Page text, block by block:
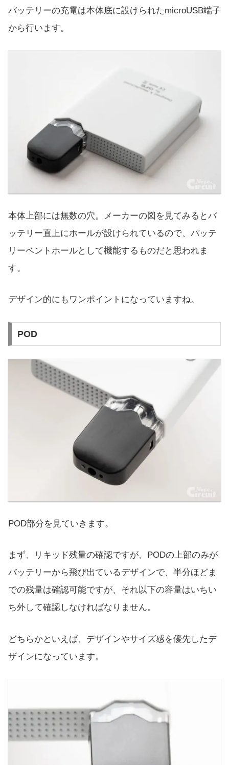
バッテリーの充電は本体底に設けられたmicroUSB端子
から行います。
本体上部には無数の穴。メーカーの図を見てみるとバ
ッテリー直上にホールが設けられているので、バッテ
リーベントホールとして機能するものだと思われま
す。
デザイン的にもワンポイントになっていますね。
POD
POD部分を見ていきます。
まず、リキッド残量の確認ですが、PODの上部のみが
バッテリーから飛び出ているデザインで、半分ほどま
での残量は確認可能ですが、それ以下の容量はいちい
ち外して確認しなければなりません。
どちらかといえば、デザインやサイズ感を優先したデ
ザインになっています。